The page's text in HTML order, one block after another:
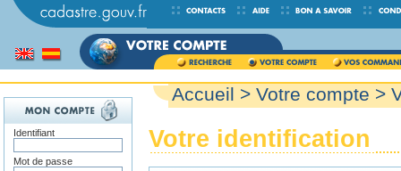
Accueil > Votre compte >
Votre identification
Identifiant
Mot de passe